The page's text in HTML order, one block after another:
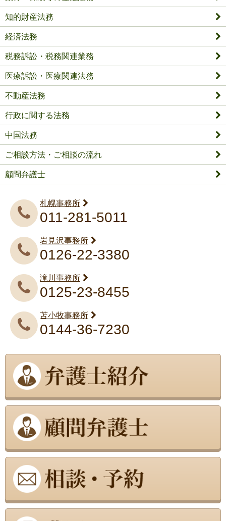
知的財産法務
経済法務
税務訴訟・税務関連業務
医療訴訟・医療関連法務
不動産法務
行政に関する法務
中国法務
ご相談方法・ご相談の流れ
顧問弁護士
札幌事務所
011-281-5011
岩見沢事務所
0126-22-3380
滝川事務所
0125-23-8455
苫小牧事務所
0144-36-7230